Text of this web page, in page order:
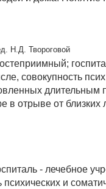
Н.Д. Твороговой
совокупность
в отрыве от
- лечебное
и